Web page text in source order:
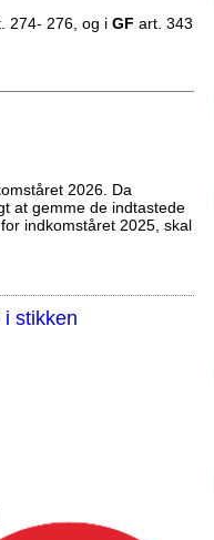
274- 276, og i GF art. 343
2026. Da
at gemme de indtastede
indkomståret 2025, skal
stikken